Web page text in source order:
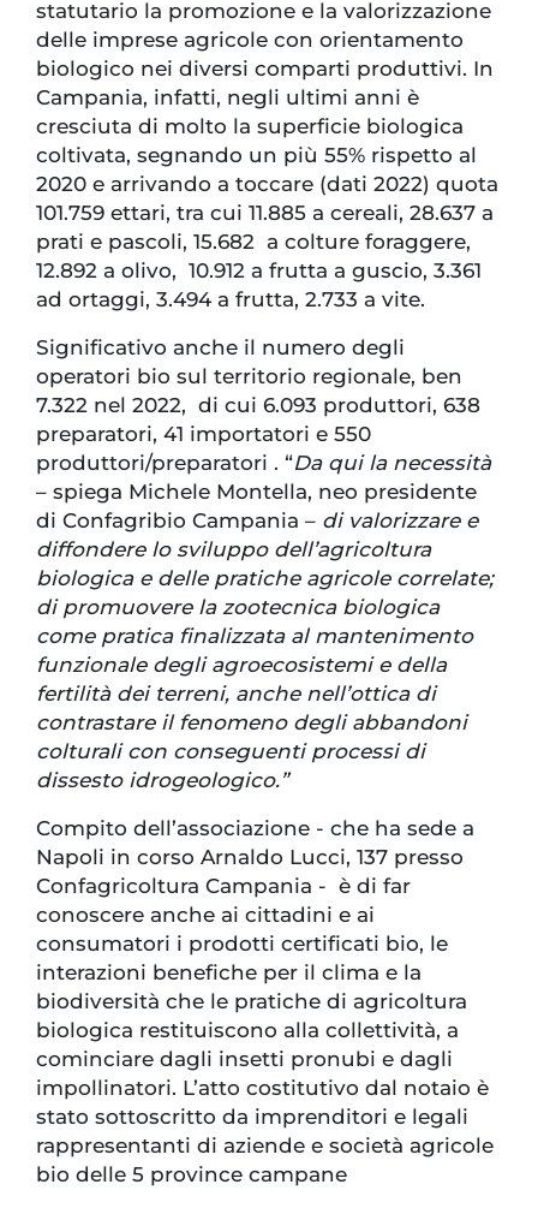
statutario la promozione e la valorizzazione
delle imprese agricole con orientamento
biologico nei diversi comparti produttivi. In
Campania, infatti, negli ultimi anni è
cresciuta di molto la superficie biologica
coltivata, segnando un più 55% rispetto al
2020 e arrivando a toccare (dati 2022) quota
101.759 ettari, tra cui 11.885 a cereali, 28.637 a
prati e pascoli, 15.682 a colture foraggere,
12.892 a olivo, 10.912 a frutta a guscio, 3.361
ad ortaggi, 3.494 a frutta, 2.733 a vite.
Significativo anche il numero degli
operatori bio sul territorio regionale, ben
7.322 nel 2022, di cui 6.093 produttori, 638
preparatori, 41 importatori e 550
produttori/preparatori . “Da qui la necessità
– spiega Michele Montella, neo presidente
di Confagribio Campania – di valorizzare e
diffondere lo sviluppo dell’agricoltura
biologica e delle pratiche agricole correlate;
di promuovere la zootecnica biologica
come pratica finalizzata al mantenimento
funzionale degli agroecosistemi e della
fertilità dei terreni, anche nell’ottica di
contrastare il fenomeno degli abbandoni
colturali con conseguenti processi di
dissesto idrogeologico.”
Compito dell’associazione - che ha sede a
Napoli in corso Arnaldo Lucci, 137 presso
Confagricoltura Campania - è di far
conoscere anche ai cittadini e ai
consumatori i prodotti certificati bio, le
interazioni benefiche per il clima e la
biodiversità che le pratiche di agricoltura
biologica restituiscono alla collettività, a
cominciare dagli insetti pronubi e dagli
impollinatori. L’atto costitutivo dal notaio è
stato sottoscritto da imprenditori e legali
rappresentanti di aziende e società agricole
bio delle 5 province campane